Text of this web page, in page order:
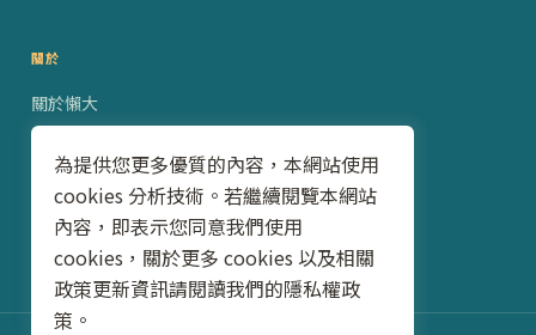
關於
關於懶大
隱私權政策
聯絡我
為提供您更多優質的內容，本網站使用
cookies 分析技術。若繼續閱覽本網站
內容，即表示您同意我們使用
cookies，關於更多 cookies 以及相關
政策更新資訊請閱讀我們的隱私權政
策。